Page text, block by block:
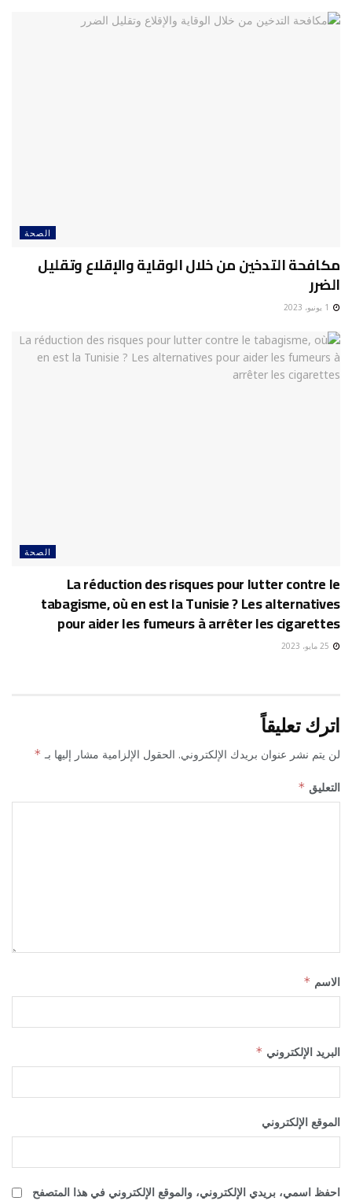
الصحة
مكافحة التدخين من خلال الوقاية والإقلاع وتقليل
الضرر
الصحة
La réduction des risques pour lutter contre le
tabagisme, où en est la Tunisie ? Les alternatives
pour aider les fumeurs à arrêter les cigarettes
اترك تعليقاً
لن يتم نشر عنوان بريدك الإلكتروني. الحقول الإلزامية مشار إليها بـ *
التعليق *
الاسم *
البريد الإلكتروني *
الموقع الإلكتروني
احفظ اسمي، بريدي الإلكتروني، والموقع الإلكتروني في هذا المتصفح